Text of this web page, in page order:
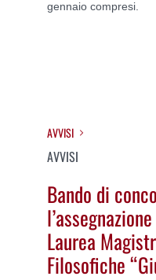
gennaio compresi.
AVVISI
AVVISI
Bando di
Laurea
Filosofiche